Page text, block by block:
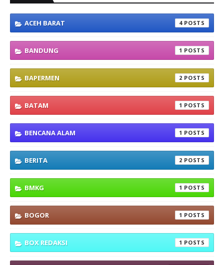
ACEH BARAT 4
BANDUNG 1
BAPERMEN 2
BATAM 1
BENCANA ALAM 1
BERITA 2
BMKG 1
BOGOR 1
BOX REDAKSI 1